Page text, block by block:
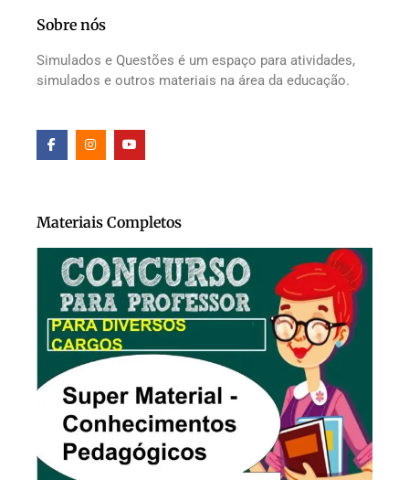
Sobre nós
Simulados e Questões é um espaço para atividades,
simulados e outros materiais na área da educação.
Materiais Completos